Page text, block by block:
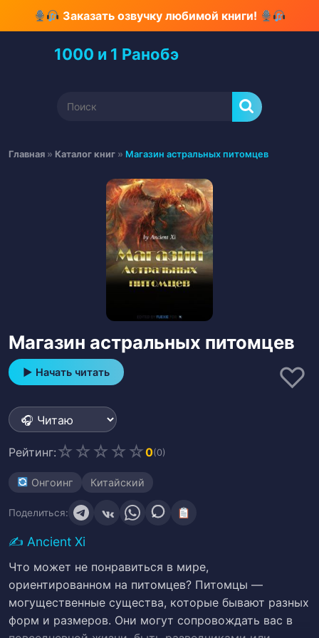
Перейти
Заказать озвучку любимой книги!
1000 и 1 Ранобэ
Найти:
Главная » Каталог книг » Магазин астральных питомцев
Магазин астральных питомцев
▶ Начать читать ♡
Рейтинг: ☆ ☆ ☆ ☆ ☆0(0)
Онгоинг Китайский
Поделиться:
✍️ Ancient Xi
Что может не понравиться в мире,
ориентированном на питомцев? Питомцы —
могущественные существа, которые бывают разных
форм и размеров. Они могут сопровождать вас в